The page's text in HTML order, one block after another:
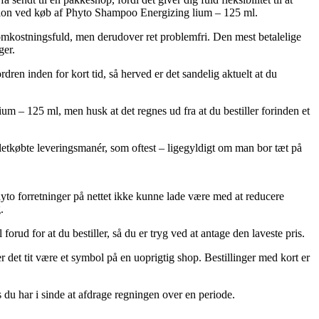
ved køb af Phyto Shampoo Energizing lium – 125 ml.
men derudover ret problemfri. Den mest betalelige
inden for kort tid, så herved er det sandelig aktuelt at du
– 125 ml, men husk at det regnes ud fra at du bestiller forinden et
leveringsmanér, som oftest – ligegyldigt om man bor tæt på
forretninger på nettet ikke kunne lade være med at reducere
for at du bestiller, så du er tryg ved at antage den laveste pris.
det tit være et symbol på en uoprigtig shop. Bestillinger med kort er
har i sinde at afdrage regningen over en periode.